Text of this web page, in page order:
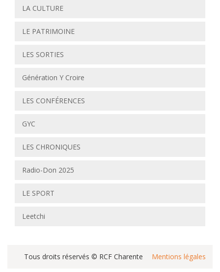
LA CULTURE
LE PATRIMOINE
LES SORTIES
Génération Y Croire
LES CONFÉRENCES
GYC
LES CHRONIQUES
Radio-Don 2025
LE SPORT
Leetchi
Tous droits réservés © RCF Charente Mentions légales